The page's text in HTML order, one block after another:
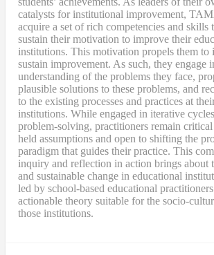
catalysts for institutional improvement,
acquire a set of rich competencies and skills
sustain their motivation to improve their
institutions. This motivation propels them to
sustain improvement. As such, they engage
understanding of the problems they face,
plausible solutions to these problems, and
to the existing processes and practices at
institutions. While engaged in iterative
problem-solving, practitioners remain
held assumptions and open to shifting the
paradigm that guides their practice. This
inquiry and reflection in action brings about
and sustainable change in educational
led by school-based educational
actionable theory suitable for the socio-
those institutions.